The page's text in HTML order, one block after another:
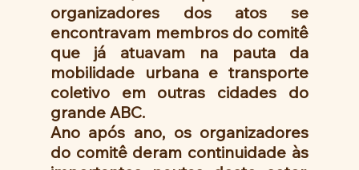
organizadores dos atos se
encontravam membros do comitê
que já atuavam na pauta da
mobilidade urbana e transporte
coletivo em outras cidades do
grande ABC.
Ano após ano, os organizadores
do comitê deram continuidade às